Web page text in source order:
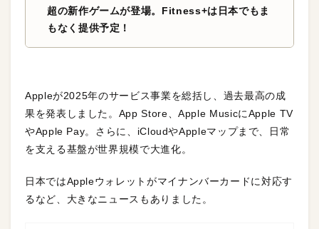
超の新作ゲームが登場。Fitness+は日本でもま
もなく提供予定！
Appleが2025年のサービス事業を総括し、過去最高の成
果を発表しました。App Store、Apple MusicにApple TV
やApple Pay。さらに、iCloudやAppleマップまで、日常
を支える基盤が世界規模で大進化。
日本ではAppleウォレットがマイナンバーカードに対応す
るなど、大きなニュースもありました。